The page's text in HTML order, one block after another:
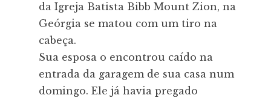
da Igreja Batista Bibb Mount Zion, na
Geórgia se matou com um tiro na
cabeça.
Sua esposa o encontrou caído na
entrada da garagem de sua casa num
domingo. Ele já havia pregado